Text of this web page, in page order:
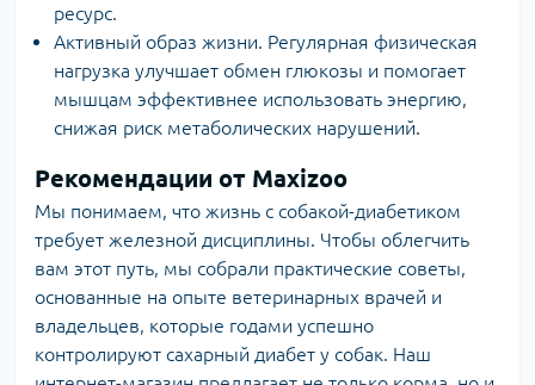
ресурс.
Активный образ жизни. Регулярная физическая
нагрузка улучшает обмен глюкозы и помогает
мышцам эффективнее использовать энергию,
снижая риск метаболических нарушений.
Рекомендации от Maxizoo
Мы понимаем, что жизнь с собакой-диабетиком
требует железной дисциплины. Чтобы облегчить
вам этот путь, мы собрали практические советы,
основанные на опыте ветеринарных врачей и
владельцев, которые годами успешно
контролируют сахарный диабет у собак. Наш